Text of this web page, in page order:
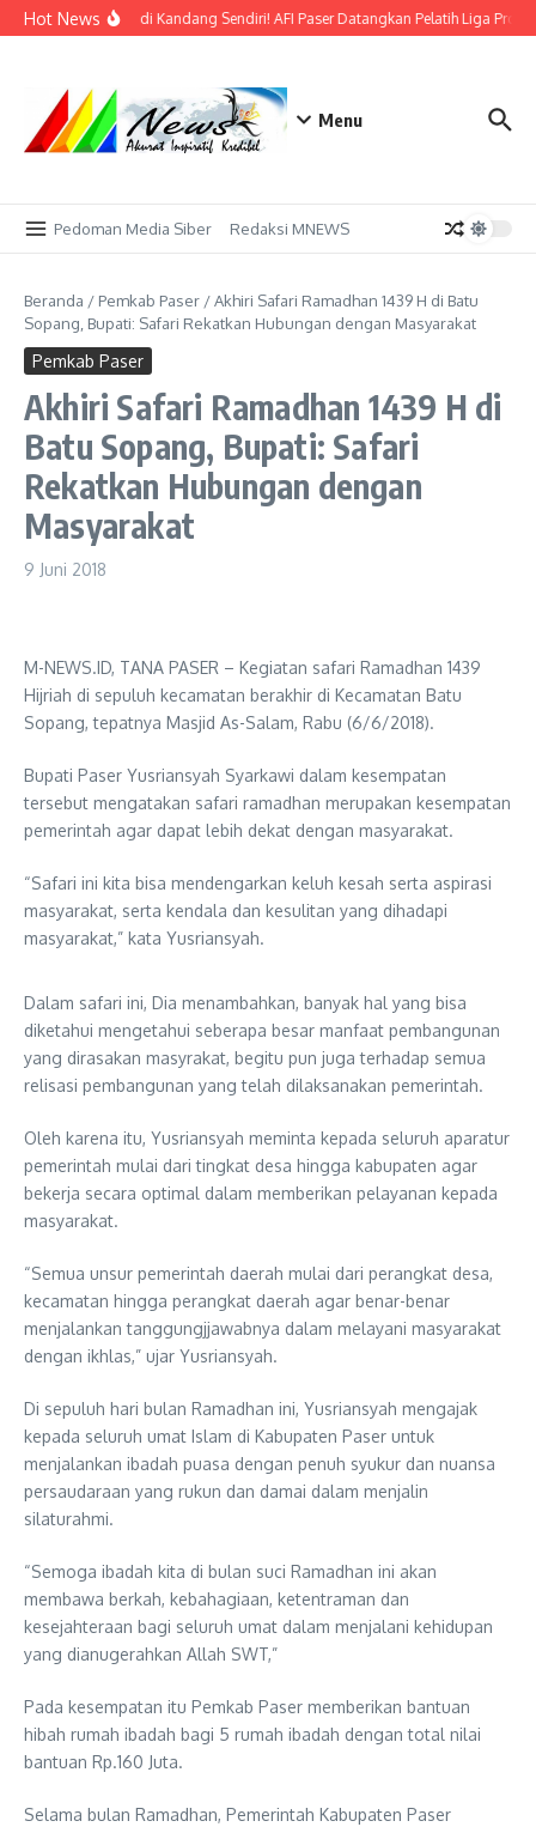
Lewati ke konten
Hot NewsBidik Emas di Kandang Sendiri! AFI Paser Datangkan Pelatih Liga
Menu
Pedoman Media Siber Redaksi MNEWS
Beranda / Pemkab Paser /Akhiri Safari Ramadhan 1439 H di Batu
Sopang, Bupati: Safari Rekatkan Hubungan dengan Masyarakat
Pemkab Paser
Akhiri Safari Ramadhan 1439 H di
Batu Sopang, Bupati: Safari
Rekatkan Hubungan dengan
Masyarakat
9 Juni 2018
M-NEWS.ID, TANA PASER – Kegiatan safari Ramadhan 1439
Hijriah di sepuluh kecamatan berakhir di Kecamatan Batu
Sopang, tepatnya Masjid As-Salam, Rabu (6/6/2018).
Bupati Paser Yusriansyah Syarkawi dalam kesempatan
tersebut mengatakan safari ramadhan merupakan kesempatan
pemerintah agar dapat lebih dekat dengan masyarakat.
“Safari ini kita bisa mendengarkan keluh kesah serta aspirasi
masyarakat, serta kendala dan kesulitan yang dihadapi
masyarakat,” kata Yusriansyah.
Dalam safari ini, Dia menambahkan, banyak hal yang bisa
diketahui mengetahui seberapa besar manfaat pembangunan
yang dirasakan masyrakat, begitu pun juga terhadap semua
relisasi pembangunan yang telah dilaksanakan pemerintah.
Oleh karena itu, Yusriansyah meminta kepada seluruh aparatur
pemerintah mulai dari tingkat desa hingga kabupaten agar
bekerja secara optimal dalam memberikan pelayanan kepada
masyarakat.
“Semua unsur pemerintah daerah mulai dari perangkat desa,
kecamatan hingga perangkat daerah agar benar-benar
menjalankan tanggungjjawabnya dalam melayani masyarakat
dengan ikhlas,” ujar Yusriansyah.
Di sepuluh hari bulan Ramadhan ini, Yusriansyah mengajak
kepada seluruh umat Islam di Kabupaten Paser untuk
menjalankan ibadah puasa dengan penuh syukur dan nuansa
persaudaraan yang rukun dan damai dalam menjalin
silaturahmi.
“Semoga ibadah kita di bulan suci Ramadhan ini akan
membawa berkah, kebahagiaan, ketentraman dan
kesejahteraan bagi seluruh umat dalam menjalani kehidupan
yang dianugerahkan Allah SWT,”
Pada kesempatan itu Pemkab Paser memberikan bantuan
hibah rumah ibadah bagi 5 rumah ibadah dengan total nilai
bantuan Rp.160 Juta.
Selama bulan Ramadhan, Pemerintah Kabupaten Paser